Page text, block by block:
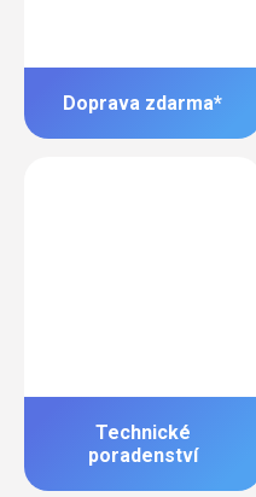
Doprava zdarma*
Technické
poradenství